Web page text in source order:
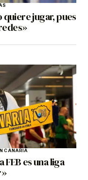
quiere jugar, pues
CANARIA
es una liga